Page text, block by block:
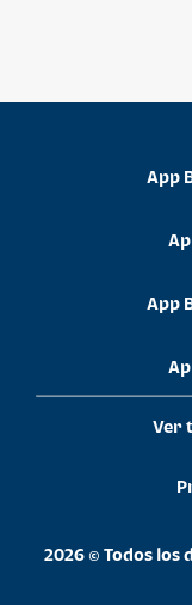
App
App
Ver
2026 © Todos los